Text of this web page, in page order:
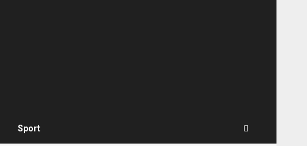
Sport